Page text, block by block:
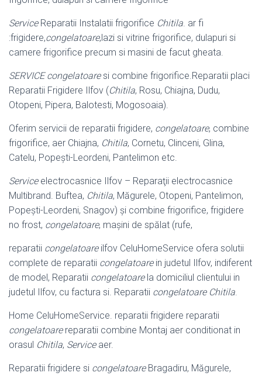
ServiceReparatii Instalatii frigorifice Chitila . ar fi
:frigidere,congelatoare,lazi si vitrine frigorifice, dulapuri si
camere frigorifice precum si masini de facut gheata.
SERVICE congelatoaresi combine frigorifice.Reparatii placi
Reparatii Frigidere Ilfov (Chitila, Rosu, Chiajna, Dudu,
Otopeni, Pipera, Balotesti, Mogosoaia).
Oferim servicii de reparatii frigidere, congelatoare, combine
frigorifice, aer Chiajna, Chitila, Cornetu, Clinceni, Glina,
Catelu, Popești-Leordeni, Pantelimon etc.
Serviceelectrocasnice Ilfov – Reparaţii electrocasnice
Multibrand. Buftea, Chitila, Măgurele, Otopeni, Pantelimon,
Popeşti-Leordeni, Snagov) şi combine frigorifice, frigidere
no frost, congelatoare, maşini de spălat (rufe,
reparatii congelatoareilfov CeluHomeService ofera solutii
complete de reparatii congelatoarein judetul Ilfov, indiferent
de model, Reparatii congelatoarela domiciliul clientului in
judetul Ilfov, cu factura si. Reparatii congelatoare Chitila
Home CeluHomeService. reparatii frigidere reparatii
congelatoarereparatii combine Montaj aer conditionat in
orasul Chitila, Serviceaer.
Reparatii frigidere si congelatoareBragadiru, Măgurele,